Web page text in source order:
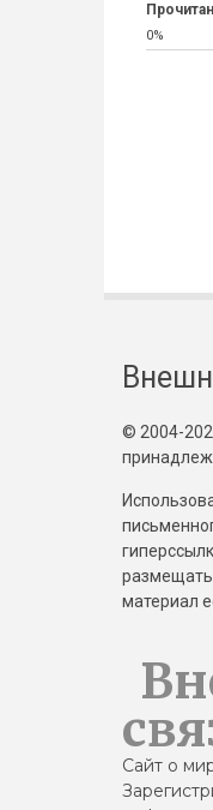
0%
© 2004-
материал
Сайт о